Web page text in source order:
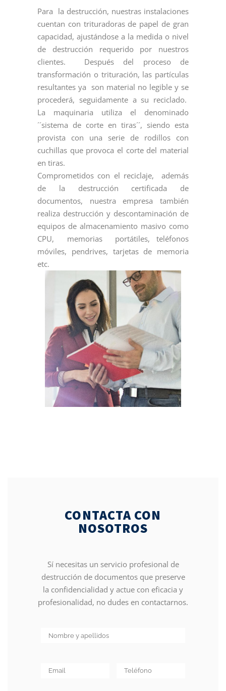
Para la destrucción, nuestras instalaciones
cuentan con trituradoras de papel de gran
capacidad, ajustándose a la medida o nivel
de destrucción requerido por nuestros
clientes. Después del proceso de
transformación o trituración, las partículas
resultantes ya son material no legible y se
procederá, seguidamente a su reciclado.
La maquinaria utiliza el denominado
´´sistema de corte en tiras´´, siendo esta
provista con una serie de rodillos con
cuchillas que provoca el corte del material
en tiras.
Comprometidos con el reciclaje, además
de la destrucción certificada de
documentos, nuestra empresa también
realiza destrucción y descontaminación de
equipos de almacenamiento masivo como
CPU, memorias portátiles, teléfonos
móviles, pendrives, tarjetas de memoria
etc.
CONTACTA CON
NOSOTROS
Sí necesitas un servicio profesional de
destrucción de documentos que preserve
la confidencialidad y actue con eficacia y
profesionalidad, no dudes en contactarnos.